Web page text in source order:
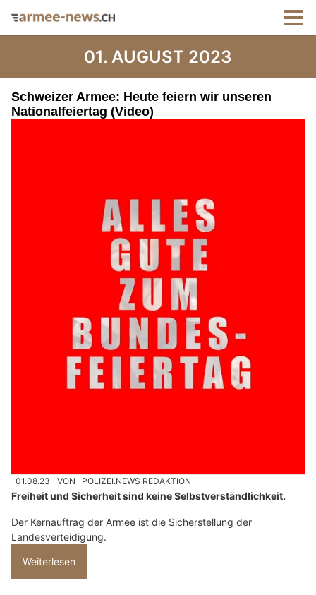
01. AUGUST 2023
Schweizer Armee: Heute feiern wir unseren
Nationalfeiertag (Video)
01.08.23 VON POLIZEI.NEWS REDAKTION
Freiheit und Sicherheit sind keine Selbstverständlichkeit.
Der Kernauftrag der Armee ist die Sicherstellung der
Landesverteidigung.
Weiterlesen